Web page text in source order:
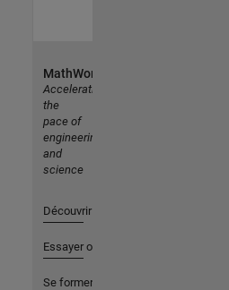
MathWorks
Accelerating
the
pace of
engineering
and
science
Découvrir les produits
Essayer ou acheter
Se former